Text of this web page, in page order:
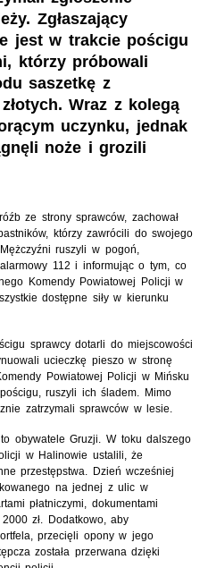
Zgłaszający
jest w trakcie pościgu
którzy próbowali
saszetkę z
Wraz z kolegą
uczynku, jednak
noże i grozili
ze strony sprawców, zachował
którzy zawrócili do swojego
Mężczyźni ruszyli w pogoń,
112 i informując o tym, co
Komendy Powiatowej Policji w
dostępne siły w kierunku
sprawcy dotarli do miejscowości
ucieczkę pieszo w stronę
Powiatowej Policji w Mińsku
ruszyli ich śladem. Mimo
zatrzymali sprawców w lesie.
obywatele Gruzji. W toku dalszego
w Halinowie ustalili, że
przestępstwa. Dzień wcześniej
na jednej z ulic w
płatniczymi, dokumentami
zł. Dodatkowo, aby
przecięli opony w jego
została przerwana dzięki